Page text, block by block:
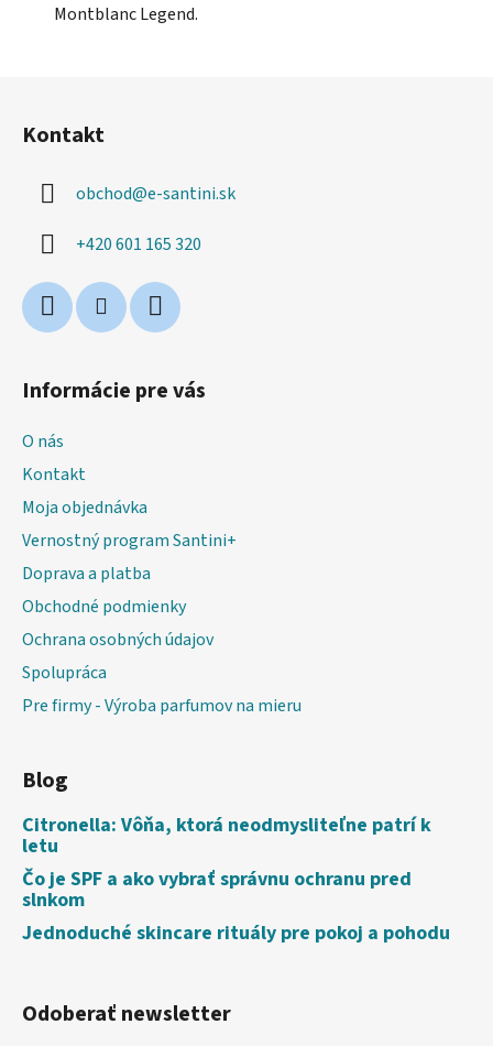
Montblanc Legend.
Kontakt
obchod@e-santini.sk
+420 601 165 320
Informácie pre vás
O nás
Kontakt
Moja objednávka
Vernostný program Santini+
Doprava a platba
Obchodné podmienky
Ochrana osobných údajov
Spolupráca
Pre firmy - Výroba parfumov na mieru
Blog
Citronella: Vôňa, ktorá neodmysliteľne patrí k
letu
Čo je SPF a ako vybrať správnu ochranu pred
slnkom
Jednoduché skincare rituály pre pokoj a pohodu
Odoberať newsletter